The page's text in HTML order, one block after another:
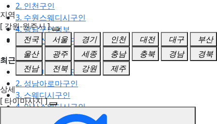
2. 인천구인
3. 수원스웨디시구인
4. 강남구인정보
5. 동탄스웨디시구인
최근검색어
1. 일산마사지구인
2. 성남아로마구인
3. 스웨디시구인
4. 안산스웨디시구인
5. 아로마구인
지역
[ 강원-원주시 ]
전국
서울 경기 인천 대전 대구
부산
울산
광주 세종 충남 충북 경남
경북
전남
전북 강원
제주
상세
[ 타이마사지 ]